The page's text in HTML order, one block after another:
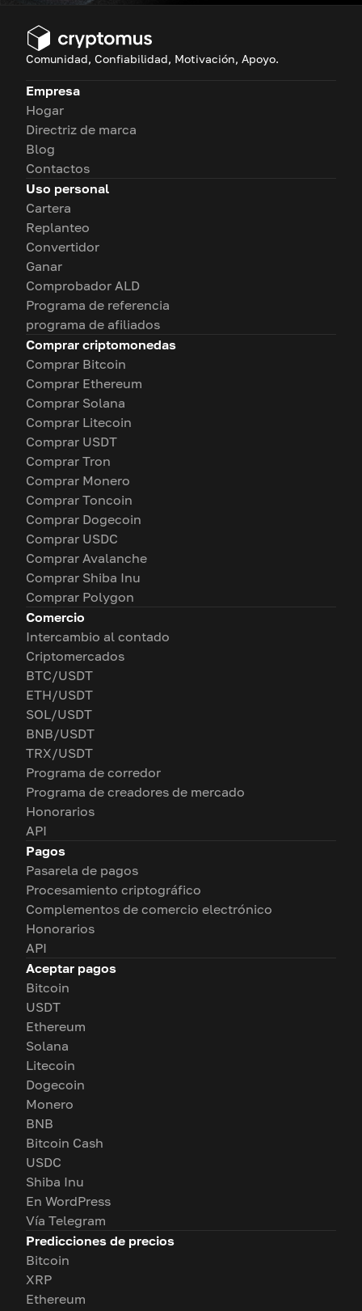
Comunidad, Confiabilidad, Motivación, Apoyo.
Empresa
Hogar
Directriz de marca
Blog
Contactos
Uso personal
Cartera
Replanteo
Convertidor
Ganar
Comprobador ALD
Programa de referencia
programa de afiliados
Comprar criptomonedas
Comprar Bitcoin
Comprar Ethereum
Comprar Solana
Comprar Litecoin
Comprar USDT
Comprar Tron
Comprar Monero
Comprar Toncoin
Comprar Dogecoin
Comprar USDC
Comprar Avalanche
Comprar Shiba Inu
Comprar Polygon
Comercio
Intercambio al contado
Criptomercados
BTC/USDT
ETH/USDT
SOL/USDT
BNB/USDT
TRX/USDT
Programa de corredor
Programa de creadores de mercado
Honorarios
API
Pagos
Pasarela de pagos
Procesamiento criptográfico
Complementos de comercio electrónico
Honorarios
API
Aceptar pagos
Bitcoin
USDT
Ethereum
Solana
Litecoin
Dogecoin
Monero
BNB
Bitcoin Cash
USDC
Shiba Inu
En WordPress
Vía Telegram
Predicciones de precios
Bitcoin
XRP
Ethereum